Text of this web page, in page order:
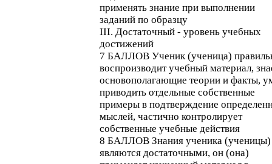
применять знание при выполнении
заданий по образцу
III. Достаточный - уровень учебных
достижений
7 БАЛЛОВ Ученик (ученица)
воспроизводит учебный материал,
основополагающие теории и факты,
приводить отдельные собственные
примеры в подтверждение
мыслей, частично контролирует
собственные учебные действия
8 БАЛЛОВ Знания ученика (ученицы)
являются достаточными, он (она)